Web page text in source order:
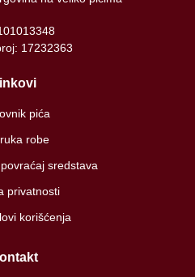
17232363
pića
robe
sredstava
privatnosti
korišćenja